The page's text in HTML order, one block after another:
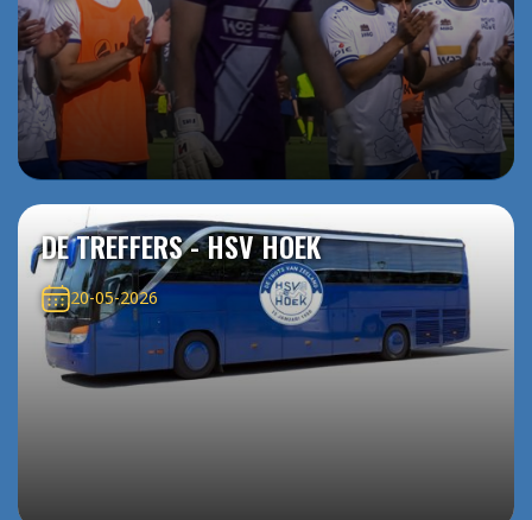
DE TREFFERS - HSV HOEK
20-05-2026